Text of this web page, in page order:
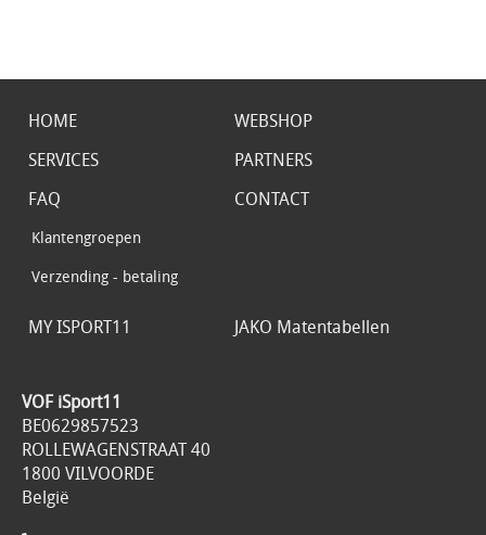
HOME
WEBSHOP
SERVICES
PARTNERS
FAQ
Klantengroepen
Verzending - betaling
CONTACT
MY ISPORT11 JAKO Matentabellen
VOF iSport11
BE0629857523
ROLLEWAGENSTRAAT 40
1800 VILVOORDE
België